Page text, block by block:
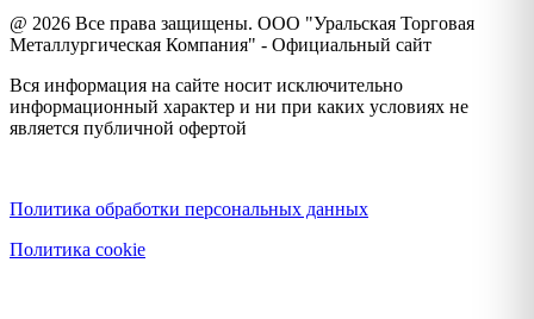
@ 2026 Все права защищены. ООО "Уральская Торговая
Металлургическая Компания" - Официальный сайт
Вся информация на сайте носит исключительно
информационный характер и ни при каких условиях не
является публичной офертой
Политика обработки персональных данных
Политика cookie